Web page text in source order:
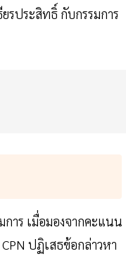
รประสิทธิ์ กับกรรมการ
าร เมื่อมองจากคะแนน
ปฏิเสธข้อกล่าวหา